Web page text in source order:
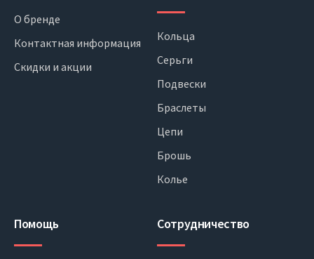
О бренде
Контактная информация
Скидки и акции
Кольца
Серьги
Подвески
Браслеты
Цепи
Брошь
Колье
Помощь Сотрудничество